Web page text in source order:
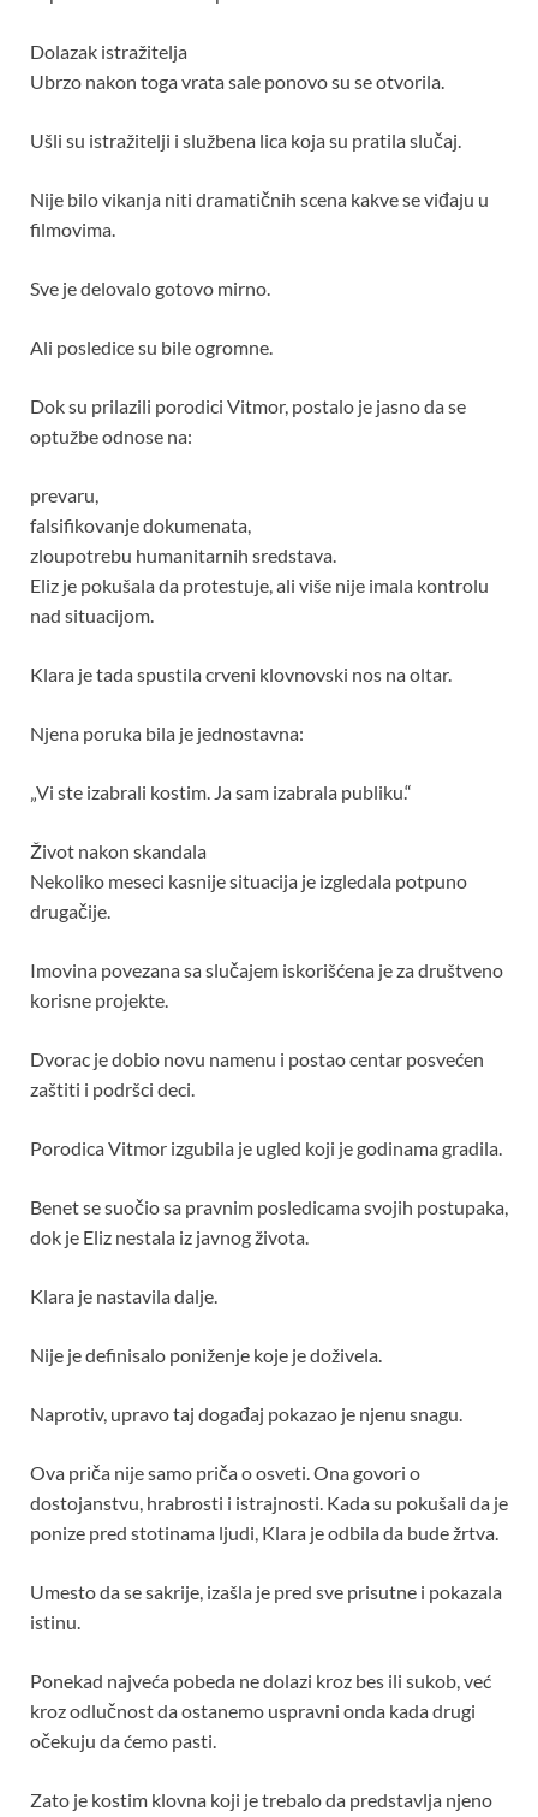
Dolazak istražitelja
Ubrzo nakon toga vrata sale ponovo su se otvorila.
Ušli su istražitelji i službena lica koja su pratila slučaj.
Nije bilo vikanja niti dramatičnih scena kakve se viđaju u
filmovima.
Sve je delovalo gotovo mirno.
Ali posledice su bile ogromne.
Dok su prilazili porodici Vitmor, postalo je jasno da se
optužbe odnose na:
prevaru,
falsifikovanje dokumenata,
zloupotrebu humanitarnih sredstava.
Eliz je pokušala da protestuje, ali više nije imala kontrolu
nad situacijom.
Klara je tada spustila crveni klovnovski nos na oltar.
Njena poruka bila je jednostavna:
„Vi ste izabrali kostim. Ja sam izabrala publiku.“
Život nakon skandala
Nekoliko meseci kasnije situacija je izgledala potpuno
drugačije.
Imovina povezana sa slučajem iskorišćena je za društveno
korisne projekte.
Dvorac je dobio novu namenu i postao centar posvećen
zaštiti i podršci deci.
Porodica Vitmor izgubila je ugled koji je godinama gradila.
Benet se suočio sa pravnim posledicama svojih postupaka,
dok je Eliz nestala iz javnog života.
Klara je nastavila dalje.
Nije je definisalo poniženje koje je doživela.
Naprotiv, upravo taj događaj pokazao je njenu snagu.
Ova priča nije samo priča o osveti. Ona govori o
dostojanstvu, hrabrosti i istrajnosti. Kada su pokušali da je
ponize pred stotinama ljudi, Klara je odbila da bude žrtva.
Umesto da se sakrije, izašla je pred sve prisutne i pokazala
istinu.
Ponekad najveća pobeda ne dolazi kroz bes ili sukob, već
kroz odlučnost da ostanemo uspravni onda kada drugi
očekuju da ćemo pasti.
Zato je kostim klovna koji je trebalo da predstavlja njeno